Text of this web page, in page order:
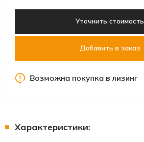
Уточнить стоимость
Добавить в заказ
Возможна покупка в лизинг
Характеристики: